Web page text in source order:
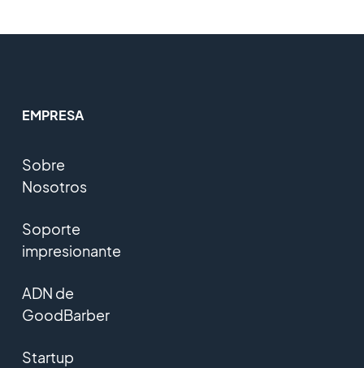
EMPRESA
Sobre
Nosotros
Soporte
impresionante
ADN de
GoodBarber
Startup